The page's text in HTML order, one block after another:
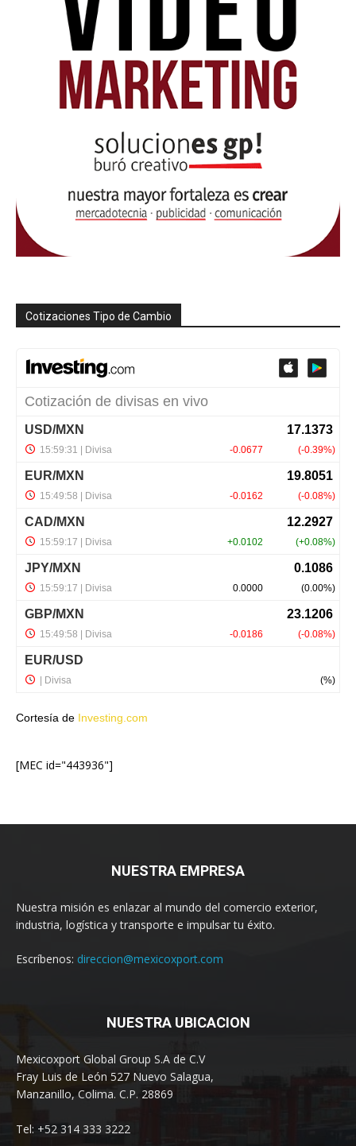
Cotizaciones Tipo de Cambio
Cortesía de Investing.com
[MEC id="443936"]
NUESTRA EMPRESA
Nuestra misión es enlazar al mundo del comercio exterior,
industria, logística y transporte e impulsar tu éxito.
Escríbenos: direccion@mexicoxport.com
NUESTRA UBICACION
Mexicoxport Global Group S.A de C.V
Fray Luis de León 527 Nuevo Salagua,
Manzanillo, Colima. C.P. 28869
Tel: +52 314 333 3222